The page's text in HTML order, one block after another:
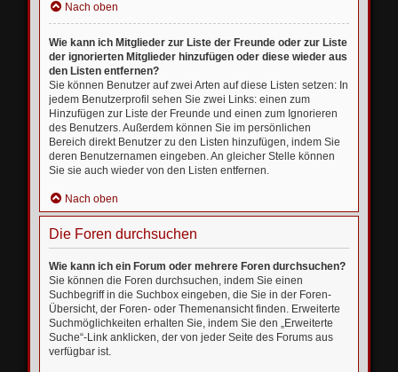
Nach oben
Wie kann ich Mitglieder zur Liste der Freunde oder zur Liste
der ignorierten Mitglieder hinzufügen oder diese wieder aus
den Listen entfernen?
Sie können Benutzer auf zwei Arten auf diese Listen setzen: In
jedem Benutzerprofil sehen Sie zwei Links: einen zum
Hinzufügen zur Liste der Freunde und einen zum Ignorieren
des Benutzers. Außerdem können Sie im persönlichen
Bereich direkt Benutzer zu den Listen hinzufügen, indem Sie
deren Benutzernamen eingeben. An gleicher Stelle können
Sie sie auch wieder von den Listen entfernen.
Nach oben
Die Foren durchsuchen
Wie kann ich ein Forum oder mehrere Foren durchsuchen?
Sie können die Foren durchsuchen, indem Sie einen
Suchbegriff in die Suchbox eingeben, die Sie in der Foren-
Übersicht, der Foren- oder Themenansicht finden. Erweiterte
Suchmöglichkeiten erhalten Sie, indem Sie den „Erweiterte
Suche“-Link anklicken, der von jeder Seite des Forums aus
verfügbar ist.